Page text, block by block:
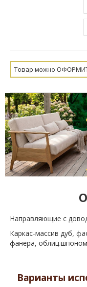
Товар можно
Направляющие с
Каркас-массив дуб,
фанера,
Варианты